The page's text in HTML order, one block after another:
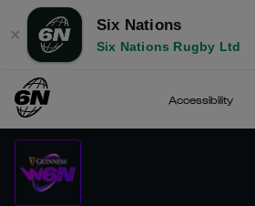
✕
Six Nations
Six Nations Rugby Ltd
Accessibility